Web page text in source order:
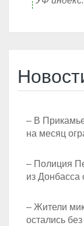
– В
на месяц
– Полиция
из
– Жители
остались